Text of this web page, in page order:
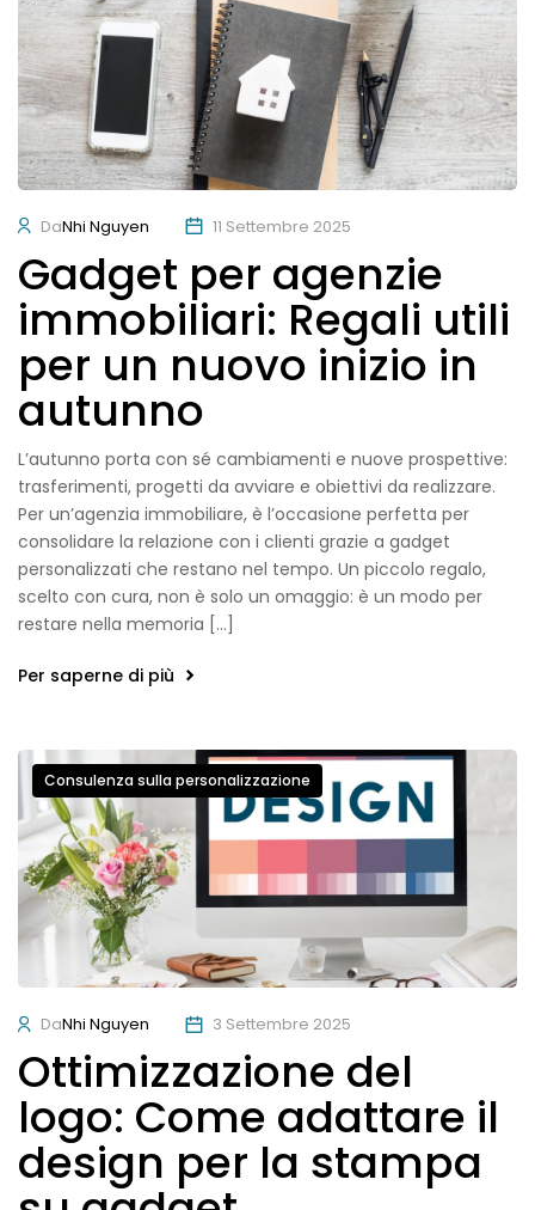
DaNhi Nguyen 11 Settembre 2025
Gadget per agenzie
immobiliari: Regali utili
per un nuovo inizio in
autunno
L’autunno porta con sé cambiamenti e nuove prospettive:
trasferimenti, progetti da avviare e obiettivi da realizzare.
Per un’agenzia immobiliare, è l’occasione perfetta per
consolidare la relazione con i clienti grazie a gadget
personalizzati che restano nel tempo. Un piccolo regalo,
scelto con cura, non è solo un omaggio: è un modo per
restare nella memoria […]
Per saperne di più
Consulenza sulla personalizzazione
DaNhi Nguyen 3 Settembre 2025
Ottimizzazione del
logo: Come adattare il
design per la stampa